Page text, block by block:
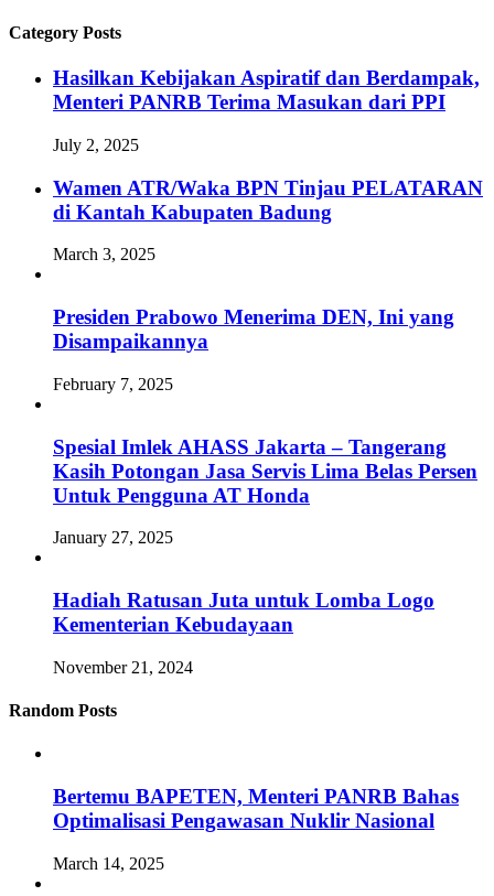
Category Posts
Hasilkan Kebijakan Aspiratif dan Berdampak,
Menteri PANRB Terima Masukan dari PPI
July 2, 2025
Wamen ATR/Waka BPN Tinjau PELATARAN
di Kantah Kabupaten Badung
March 3, 2025
Presiden Prabowo Menerima DEN, Ini yang
Disampaikannya
February 7, 2025
Spesial Imlek AHASS Jakarta – Tangerang
Kasih Potongan Jasa Servis Lima Belas Persen
Untuk Pengguna AT Honda
January 27, 2025
Hadiah Ratusan Juta untuk Lomba Logo
Kementerian Kebudayaan
November 21, 2024
Random Posts
Bertemu BAPETEN, Menteri PANRB Bahas
Optimalisasi Pengawasan Nuklir Nasional
March 14, 2025